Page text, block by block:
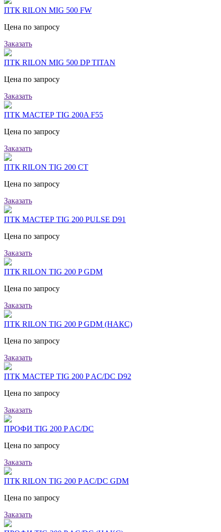
ПТК RILON MIG 500 FW
Цена по запросу
Заказать
ПТК RILON MIG 500 DP TITAN
Цена по запросу
Заказать
ПТК МАСТЕР TIG 200A F55
Цена по запросу
Заказать
ПТК RILON TIG 200 CT
Цена по запросу
Заказать
ПТК МАСТЕР TIG 200 PULSE D91
Цена по запросу
Заказать
ПТК RILON TIG 200 P GDM
Цена по запросу
Заказать
ПТК RILON TIG 200 P GDM (НАКС)
Цена по запросу
Заказать
ПТК МАСТЕР TIG 200 P AC/DC D92
Цена по запросу
Заказать
ПРОФИ TIG 200 P AC/DC
Цена по запросу
Заказать
ПТК RILON TIG 200 P AC/DC GDM
Цена по запросу
Заказать